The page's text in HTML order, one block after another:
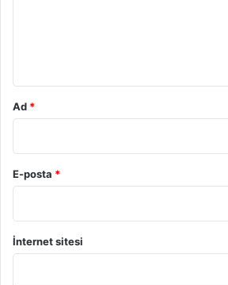
Ad *
E-posta *
İnternet sitesi